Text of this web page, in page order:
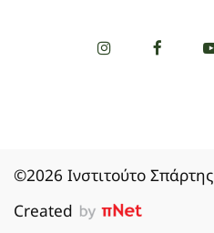
©2026 Ινστιτούτο Σπάρτης
Created